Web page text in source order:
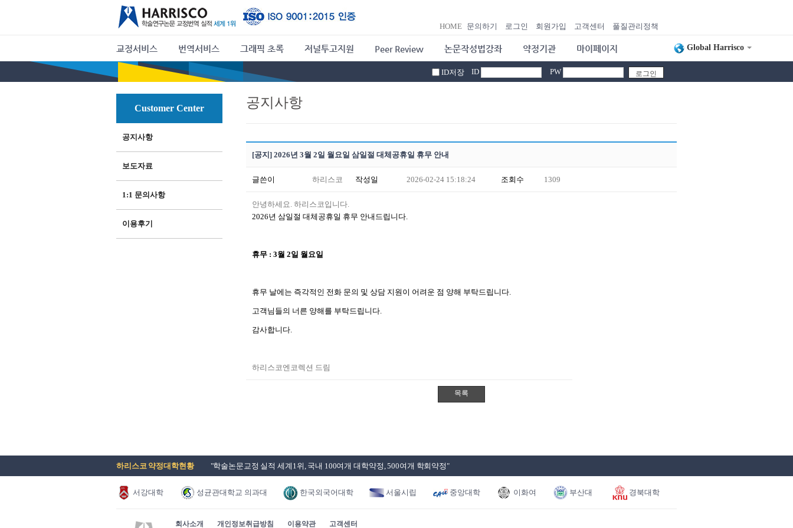
Global Harrisco
HOME 문의하기 로그인 회원가입 고객센터 풀질관리정책
교정서비스 번역서비스 그래픽 초록 저널투고지원 Peer Review 논문작성법강좌 약정기관 마이페이지
ID저장 ID PW
Customer Center
공지사항
보도자료
1:1 문의사항
이용후기
공지사항
[공지] 2026년 3월 2일 월요일 삼일절 대체공휴일 휴무 안내
글쓴이 하리스코 작성일 2026-02-24 15:18:24 조회수 1309
안녕하세요. 하리스코입니다.
2026년 삼일절 대체공휴일 휴무 안내드립니다.
휴무 : 3월 2일 월요일
휴무 날에는 즉각적인 전화 문의 및 상담 지원이 어려운 점 양해 부탁드립니다.
고객님들의 너른 양해를 부탁드립니다.​
​​감사합니다.
​하리스코엔코렉 션 드림 ​
하리스코 약정대학현황 "학술논문교정 실적 세계1위, 국내 100여개 대학약정, 500여개 학회약정"
서강대학 성균관대학교 의과대
학
한국외국어대학
교
서울시립 중앙대학 이화여 부산대 경북대학
회사소개 개인정보취급방침 이용약관 고객센터